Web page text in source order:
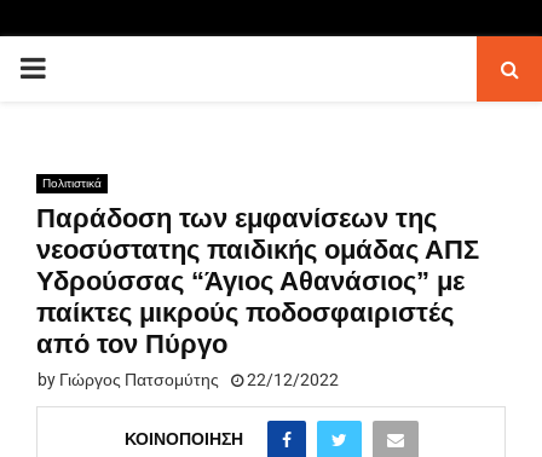
PRIMARY
Πολιτιστικά
Παράδοση των εμφανίσεων της
νεοσύστατης παιδικής ομάδας ΑΠΣ
Υδρούσσας “Άγιος Αθανάσιος” με
παίκτες μικρούς ποδοσφαιριστές
από τον Πύργο
by Γιώργος Πατσομύτης 22/12/2022
ΚΟΙΝΟΠΟΊΗΣΗ